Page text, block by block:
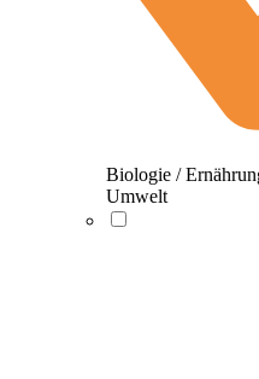
Biologie /
Umwelt